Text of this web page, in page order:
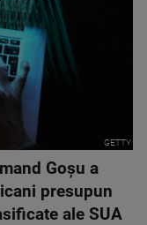
GETTY
Goşu a
presupun
ale SUA